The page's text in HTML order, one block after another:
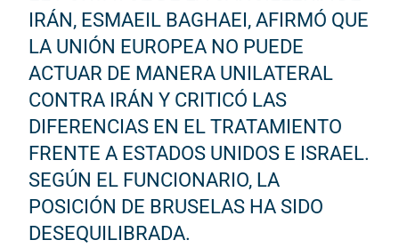
IRÁN, ESMAEIL BAGHAEI, AFIRMÓ QUE
LA UNIÓN EUROPEA NO PUEDE
ACTUAR DE MANERA UNILATERAL
CONTRA IRÁN Y CRITICÓ LAS
DIFERENCIAS EN EL TRATAMIENTO
FRENTE A ESTADOS UNIDOS E ISRAEL.
SEGÚN EL FUNCIONARIO, LA
POSICIÓN DE BRUSELAS HA SIDO
DESEQUILIBRADA.